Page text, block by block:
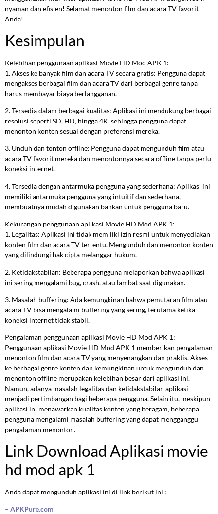
nyaman dan efisien! Selamat menonton film dan acara TV favorit
Anda!
Kesimpulan
Kelebihan penggunaan aplikasi Movie HD Mod APK 1:
1. Akses ke banyak film dan acara TV secara gratis: Pengguna dapat
mengakses berbagai film dan acara TV dari berbagai genre tanpa
harus membayar biaya berlangganan.
2. Tersedia dalam berbagai kualitas: Aplikasi ini mendukung berbagai
resolusi seperti SD, HD, hingga 4K, sehingga pengguna dapat
menonton konten sesuai dengan preferensi mereka.
3. Unduh dan tonton offline: Pengguna dapat mengunduh film atau
acara TV favorit mereka dan menontonnya secara offline tanpa perlu
koneksi internet.
4. Tersedia dengan antarmuka pengguna yang sederhana: Aplikasi ini
memiliki antarmuka pengguna yang intuitif dan sederhana,
membuatnya mudah digunakan bahkan untuk pengguna baru.
Kekurangan penggunaan aplikasi Movie HD Mod APK 1:
1. Legalitas: Aplikasi ini tidak memiliki izin resmi untuk menyediakan
konten film dan acara TV tertentu. Mengunduh dan menonton konten
yang dilindungi hak cipta melanggar hukum.
2. Ketidakstabilan: Beberapa pengguna melaporkan bahwa aplikasi
ini sering mengalami bug, crash, atau lambat saat digunakan.
3. Masalah buffering: Ada kemungkinan bahwa pemutaran film atau
acara TV bisa mengalami buffering yang sering, terutama ketika
koneksi internet tidak stabil.
Pengalaman penggunaan aplikasi Movie HD Mod APK 1:
Penggunaan aplikasi Movie HD Mod APK 1 memberikan pengalaman
menonton film dan acara TV yang menyenangkan dan praktis. Akses
ke berbagai genre konten dan kemungkinan untuk mengunduh dan
menonton offline merupakan kelebihan besar dari aplikasi ini.
Namun, adanya masalah legalitas dan ketidakstabilan aplikasi
menjadi pertimbangan bagi beberapa pengguna. Selain itu, meskipun
aplikasi ini menawarkan kualitas konten yang beragam, beberapa
pengguna mengalami masalah buffering yang dapat mengganggu
pengalaman menonton.
Link Download Aplikasi movie
hd mod apk 1
Anda dapat mengunduh aplikasi ini di link berikut ini :
– APKPure.com